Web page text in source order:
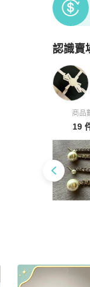
認識賣
PopChill
商品
19